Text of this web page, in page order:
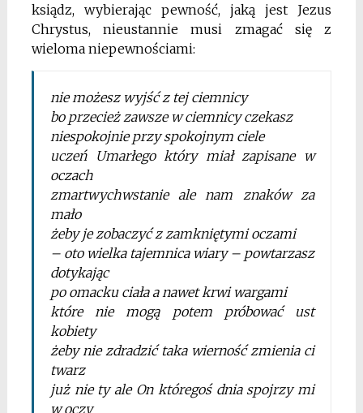
ksiądz, wybierając pewność, jaką jest Jezus
Chrystus, nieustannie musi zmagać się z
wieloma niepewnościami:
nie możesz wyjść z tej ciemnicy
bo przecież zawsze w ciemnicy czekasz
niespokojnie przy spokojnym ciele
uczeń Umarłego który miał zapisane w
oczach
zmartwychwstanie ale nam znaków za
mało
żeby je zobaczyć z zamkniętymi oczami
– oto wielka tajemnica wiary – powtarzasz
dotykając
po omacku ciała a nawet krwi wargami
które nie mogą potem próbować ust
kobiety
żeby nie zdradzić taka wierność zmienia ci
twarz
już nie ty ale On któregoś dnia spojrzy mi
w oczy